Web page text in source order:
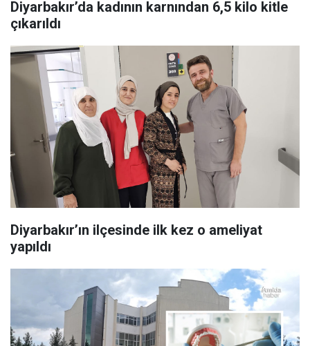
Diyarbakır’da kadının karnından 6,5 kilo kitle
çıkarıldı
Diyarbakır’ın ilçesinde ilk kez o ameliyat
yapıldı